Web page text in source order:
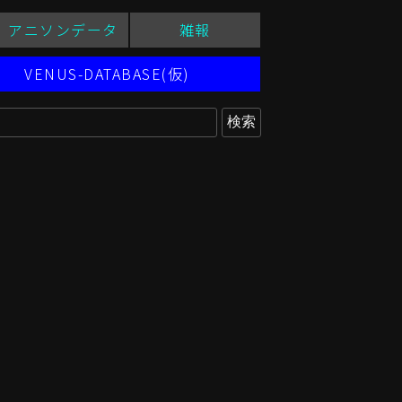
アニソンデータ 雑報
VENUS-DATABASE(仮)